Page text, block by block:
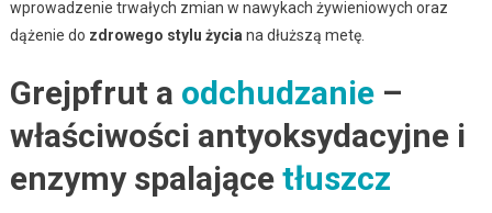
wprowadzenie trwałych zmian w nawykach żywieniowych oraz
dążenie do zdrowego stylu życia na dłuższą metę.
Grejpfrut a odchudzanie–
właściwości antyoksydacyjne i
enzymy spalające tłuszcz